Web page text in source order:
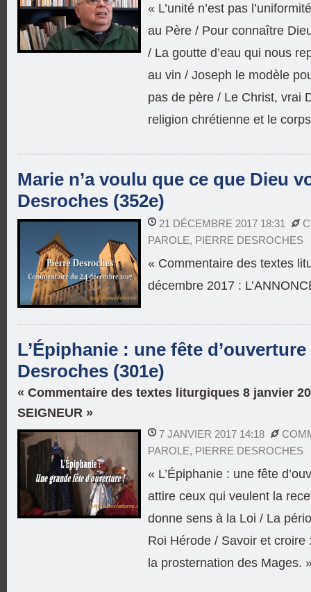
« L’unité n’est pas
au Père / Pour connaître
/ La goutte d’eau qui nous
au vin / Joseph le modèle
pas de père / Le Christ, vrai
religion chrétienne et le
Marie n’a voulu que ce que Dieu
Desroches (352e)
21 DÉCEMBRE 2017 18:31
PAROLE, PIERRE DESROCHES
« Commentaire des textes
décembre 2017 :
L’Épiphanie : une fête
Desroches (301e)
« Commentaire des textes liturgiques 8 janvier
SEIGNEUR »
7 JANVIER 2017 14:18
PAROLE, PIERRE DESROCHES
« L’Épiphanie : une fête
attire ceux qui veulent la
donne sens à la Loi / La
Roi Hérode / Savoir et
la prosternation des Mages.